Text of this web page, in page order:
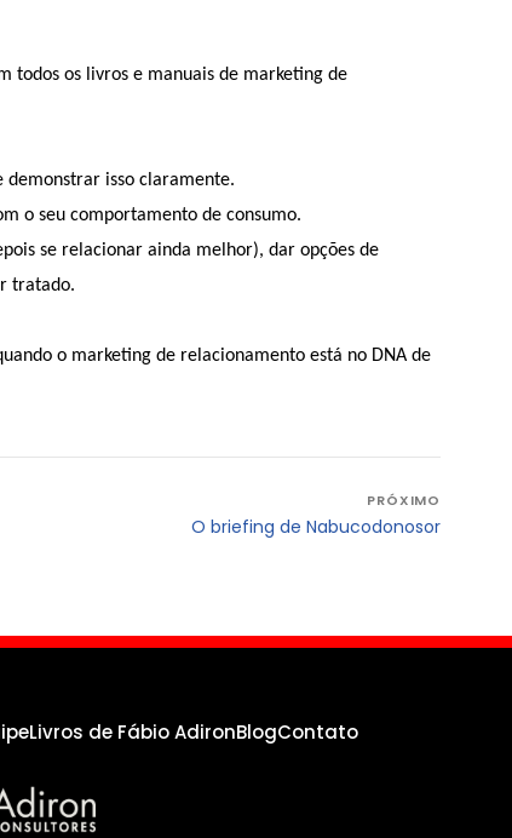
todos os livros e manuais de marketing de
isso claramente.
o seu comportamento de consumo.
se relacionar ainda melhor), dar opções de
tratado.
o marketing de relacionamento está no DNA de
PRÓXIMO
O briefing de Nabucodonosor
Livros de Fábio AdironBlogContato